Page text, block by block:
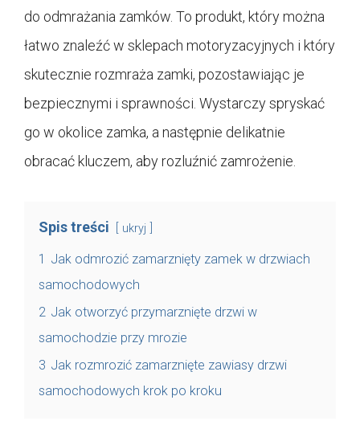
do odmrażania zamków. To produkt, który można
łatwo znaleźć w sklepach motoryzacyjnych i który
skutecznie rozmraża zamki, pozostawiając je
bezpiecznymi i sprawności. Wystarczy spryskać
go w okolice zamka, a następnie delikatnie
obracać kluczem, aby rozluźnić zamrożenie.
Spis treści ukryj
1
Jak odmrozić zamarznięty zamek w drzwiach
samochodowych
2 Jak otworzyć przymarznięte drzwi w
samochodzie przy mrozie
3 Jak rozmrozić zamarznięte zawiasy drzwi
samochodowych krok po kroku